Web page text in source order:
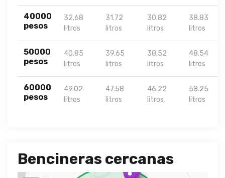
40000
pesos
32.68
litros
31.72
litros
30.82
litros
38.83
litros
50000
pesos
40.85
litros
39.65
litros
38.52
litros
48.54
litros
60000
pesos
49.02
litros
47.58
litros
46.22
litros
58.25
litros
Bencineras cercanas